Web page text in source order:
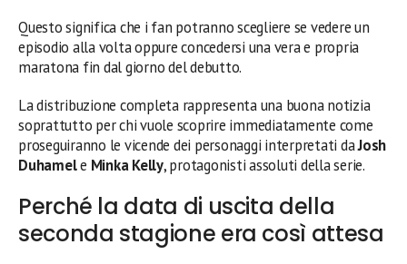
Questo significa che i fan potranno scegliere se vedere un
episodio alla volta oppure concedersi una vera e propria
maratona fin dal giorno del debutto.
La distribuzione completa rappresenta una buona notizia
soprattutto per chi vuole scoprire immediatamente come
proseguiranno le vicende dei personaggi interpretati daJosh
Duhamele Minka Kelly, protagonisti assoluti della serie.
Perché la data di uscita della
seconda stagione era così attesa